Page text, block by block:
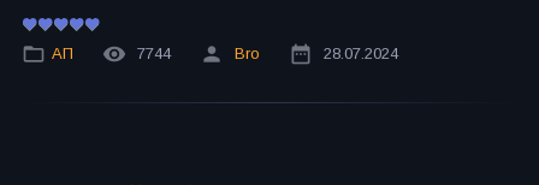
АП 7744 Bro 28.07.2024